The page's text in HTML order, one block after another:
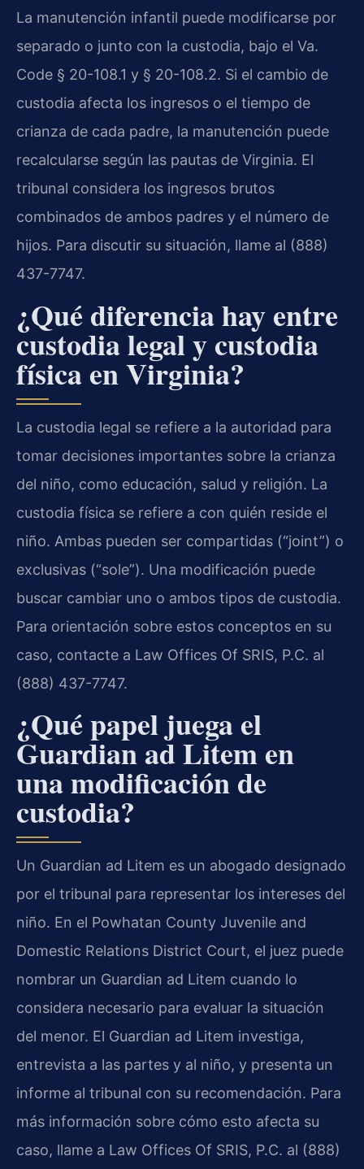
La manutención infantil puede modificarse por
separado o junto con la custodia, bajo el Va.
Code § 20-108.1 y § 20-108.2. Si el cambio de
custodia afecta los ingresos o el tiempo de
crianza de cada padre, la manutención puede
recalcularse según las pautas de Virginia. El
tribunal considera los ingresos brutos
combinados de ambos padres y el número de
hijos. Para discutir su situación, llame al (888)
437-7747.
¿Qué diferencia hay entre
custodia legal y custodia
física en Virginia?
La custodia legal se refiere a la autoridad para
tomar decisiones importantes sobre la crianza
del niño, como educación, salud y religión. La
custodia física se refiere a con quién reside el
niño. Ambas pueden ser compartidas (“joint”) o
exclusivas (“sole”). Una modificación puede
buscar cambiar uno o ambos tipos de custodia.
Para orientación sobre estos conceptos en su
caso, contacte a Law Offices Of SRIS, P.C. al
(888) 437-7747.
¿Qué papel juega el
Guardian ad Litem en
una modificación de
custodia?
Un Guardian ad Litem es un abogado designado
por el tribunal para representar los intereses del
niño. En el Powhatan County Juvenile and
Domestic Relations District Court, el juez puede
nombrar un Guardian ad Litem cuando lo
considera necesario para evaluar la situación
del menor. El Guardian ad Litem investiga,
entrevista a las partes y al niño, y presenta un
informe al tribunal con su recomendación. Para
más información sobre cómo esto afecta su
caso, llame a Law Offices Of SRIS, P.C. al (888)